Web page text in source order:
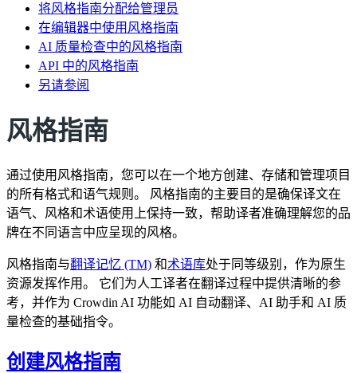
将风格指南分配给管理员
在编辑器中使用风格指南
AI 质量检查中的风格指南
API 中的风格指南
另请参阅
风格指南
通过使用风格指南，您可以在一个地方创建、存储和管理项目
的所有格式和语气规则。 风格指南的主要目的是确保译文在
语气、风格和术语使用上保持一致，帮助译者准确理解您的品
牌在不同语言中应呈现的风格。
风格指南与翻译记忆 (TM) 和术语库处于同等级别，作为原生
资源发挥作用。 它们为人工译者在翻译过程中提供清晰的参
考，并作为 Crowdin AI 功能如 AI 自动翻译、AI 助手和 AI 质
量检查的基础指令。
创建风格指南